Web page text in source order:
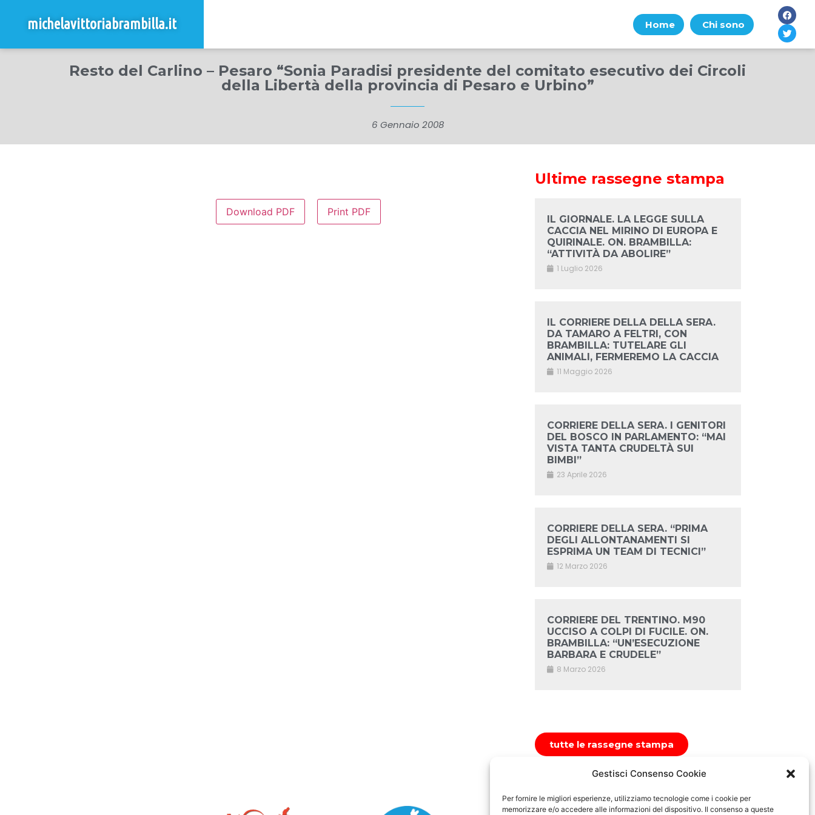
Gestisci Consenso Cookie
Per fornire le migliori esperienze, utilizziamo tecnologie come i cookie per
memorizzare e/o accedere alle informazioni del dispositivo. Il consenso a queste
michelavittoriabrambilla.it Home Chi sono
Resto del Carlino – Pesaro “Sonia Paradisi presidente del comitato esecutivo dei Circoli
della Libertà della provincia di Pesaro e Urbino”
6 Gennaio 2008
Download PDF Print PDF
Ultime rassegne stampa
IL GIORNALE. LA LEGGE SULLA
CACCIA NEL MIRINO DI EUROPA E
QUIRINALE. ON. BRAMBILLA:
“ATTIVITÀ DA ABOLIRE”
1 Luglio 2026
IL CORRIERE DELLA DELLA SERA.
DA TAMARO A FELTRI, CON
BRAMBILLA: TUTELARE GLI
ANIMALI, FERMEREMO LA CACCIA
11 Maggio 2026
CORRIERE DELLA SERA. I GENITORI
DEL BOSCO IN PARLAMENTO: “MAI
VISTA TANTA CRUDELTÀ SUI
BIMBI”
23 Aprile 2026
CORRIERE DELLA SERA. “PRIMA
DEGLI ALLONTANAMENTI SI
ESPRIMA UN TEAM DI TECNICI”
12 Marzo 2026
CORRIERE DEL TRENTINO. M90
UCCISO A COLPI DI FUCILE. ON.
BRAMBILLA: “UN’ESECUZIONE
BARBARA E CRUDELE”
8 Marzo 2026
tutte le rassegne stampa